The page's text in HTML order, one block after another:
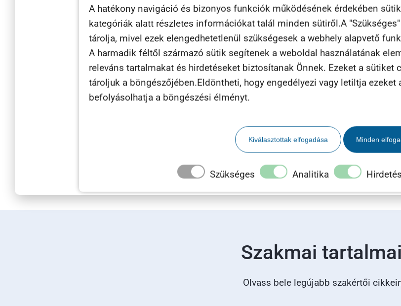
A hatékony navigáció és bizonyos funkciók működésének érdekében
kategóriák alatt részletes információkat talál minden sütiről.A
tárolja, mivel ezek elengedhetetlenül szükségesek a webhely alapvető
A harmadik féltől származó sütik segítenek a weboldal használatának
releváns tartalmakat és hirdetéseket biztosítanak Önnek. Ezeket a sütiket
tároljuk a böngészőjében.Eldöntheti, hogy engedélyezi vagy letiltja
befolyásolhatja a böngészési élményt.
Kiválasztottak elfogadása Minden
Szükséges Analitika
Szakmai
Olvass bele legújabb szakértői